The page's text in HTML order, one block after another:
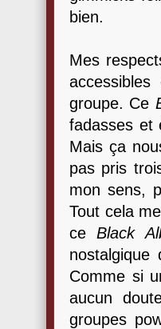
bien.
Mes
groupe. Ce
fadasses et
Mais ça
pas pris
mon sens,
Tout cela
ceBlack
Comme si
aucun
groupes